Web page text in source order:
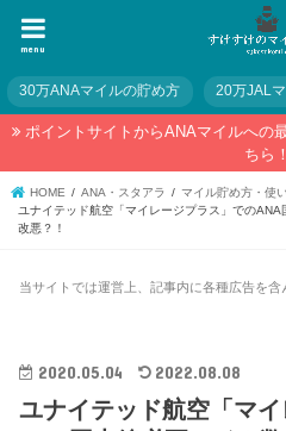
menu
30万ANAマイルの貯め方 20万JAL
ポイントサイトからANAマイルへの
ちら！
HOME ANA・スタアラ
マイル貯め方・使
ユナイテッド航空「マイレージプラス」での
改悪？！
当サイトでは運営上、記事内に各種広告を含
2020.05.04 2022.08.08
ユナイテッド航空「マ